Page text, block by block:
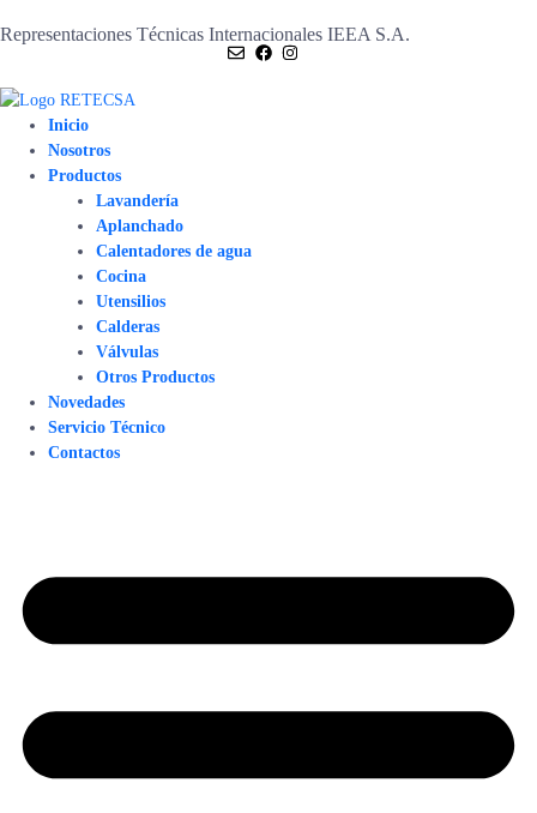
Representaciones Técnicas Internacionales IEEA S.A.
Inicio
Nosotros
Productos
Lavandería
Aplanchado
Calentadores de agua
Cocina
Utensilios
Calderas
Válvulas
Otros Productos
Novedades
Servicio Técnico
Contactos